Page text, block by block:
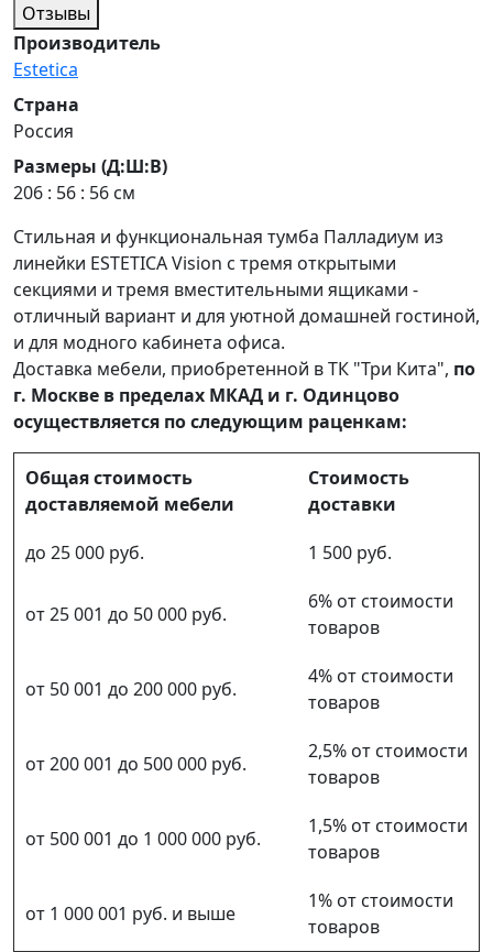
Отзывы
Производитель
Estetica
Страна
Россия
Размеры (Д:Ш:В)
206 : 56 : 56 см
Стильная и функциональная тумба Палладиум из
линейки ESTETICA Vision с тремя открытыми
секциями и тремя вместительными ящиками -
отличный вариант и для уютной домашней гостиной,
и для модного кабинета офиса.
Доставка мебели, приобретенной в ТК "Три Кита", по
г. Москве в пределах МКАД и г. Одинцово
осуществляется по следующим раценкам:
Общая стоимость
доставляемой мебели
Стоимость
доставки
до 25 000 руб.
1 500 руб.
от 25 001 до 50 000 руб.
6% от стоимости
товаров
от 50 001 до 200 000 руб.
4% от стоимости
товаров
от 200 001 до 500 000 руб.
2,5% от стоимости
товаров
от 500 001 до 1 000 000 руб.
1,5% от стоимости
товаров
от 1 000 001 руб. и выше
1% от стоимости
товаров